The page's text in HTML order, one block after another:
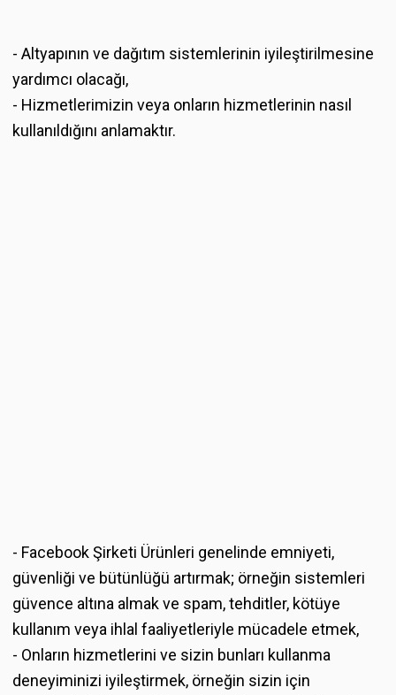
- Altyapının ve dağıtım sistemlerinin iyileştirilmesine
yardımcı olacağı,
- Hizmetlerimizin veya onların hizmetlerinin nasıl
kullanıldığını anlamaktır.
- Facebook Şirketi Ürünleri genelinde emniyeti,
güvenliği ve bütünlüğü artırmak; örneğin sistemleri
güvence altına almak ve spam, tehditler, kötüye
kullanım veya ihlal faaliyetleriyle mücadele etmek,
- Onların hizmetlerini ve sizin bunları kullanma
deneyiminizi iyileştirmek, örneğin sizin için